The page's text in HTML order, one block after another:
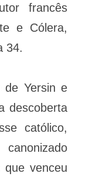
francês
e Cólera,
34.
de Yersin e
descoberta
católico,
que venceu